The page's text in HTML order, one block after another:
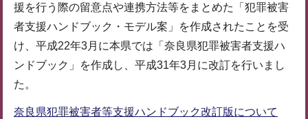
援を行う際の留意点や連携方法等をまとめた「犯罪被害
者支援ハンドブック・モデル案」を作成されたことを受
け、平成22年3月に本県では「奈良県犯罪被害者支援ハ
ンドブック」を作成し、平成31年3月に改訂を行いまし
た。
奈良県犯罪被害者等支援ハンドブック改訂版について